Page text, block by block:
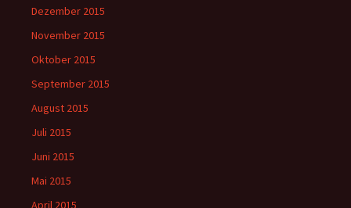
Dezember 2015
November 2015
Oktober 2015
September 2015
August 2015
Juli 2015
Juni 2015
Mai 2015